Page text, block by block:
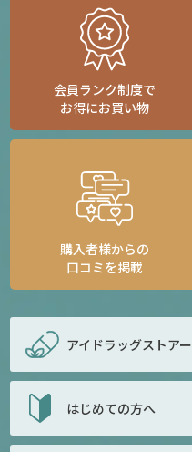
会員ランク制度で
お得にお買い物
購入者様からの
口コミを掲載
アイドラッグストアー
はじめての方へ